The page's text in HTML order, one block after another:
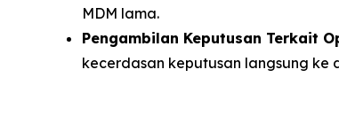
MDM lama.
Pengambilan Keputusan Terkait
kecerdasan keputusan langsung